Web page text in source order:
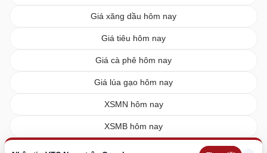
Giá xăng dầu hôm nay
Giá tiêu hôm nay
Giá cà phê hôm nay
Giá lúa gạo hôm nay
XSMN hôm nay
XSMB hôm nay